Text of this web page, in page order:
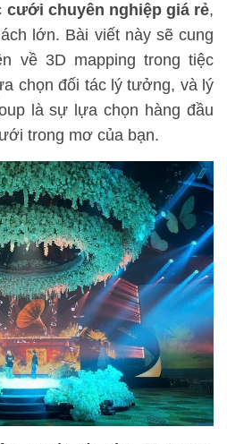
cưới chuyên nghiệp giá rẻ,
lớn. Bài viết này sẽ cung
về 3D mapping trong tiệc
chọn đối tác lý tưởng, và lý
là sự lựa chọn hàng đầu
trong mơ của bạn.